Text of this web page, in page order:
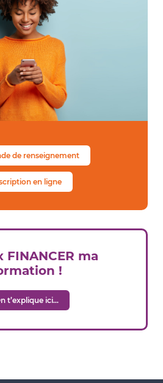
de renseignement
en ligne
FINANCER ma
!
t’explique ici…